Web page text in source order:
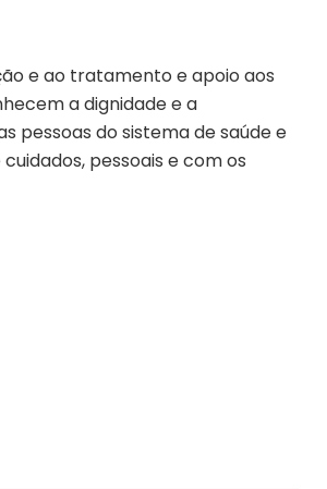
e ao tratamento e apoio aos
a dignidade e a
pessoas do sistema de saúde e
pessoais e com os